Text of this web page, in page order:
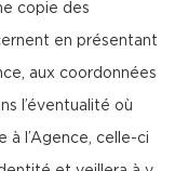
copie des
en présentant
aux coordonnées
l’éventualité où
l’Agence, celle-ci